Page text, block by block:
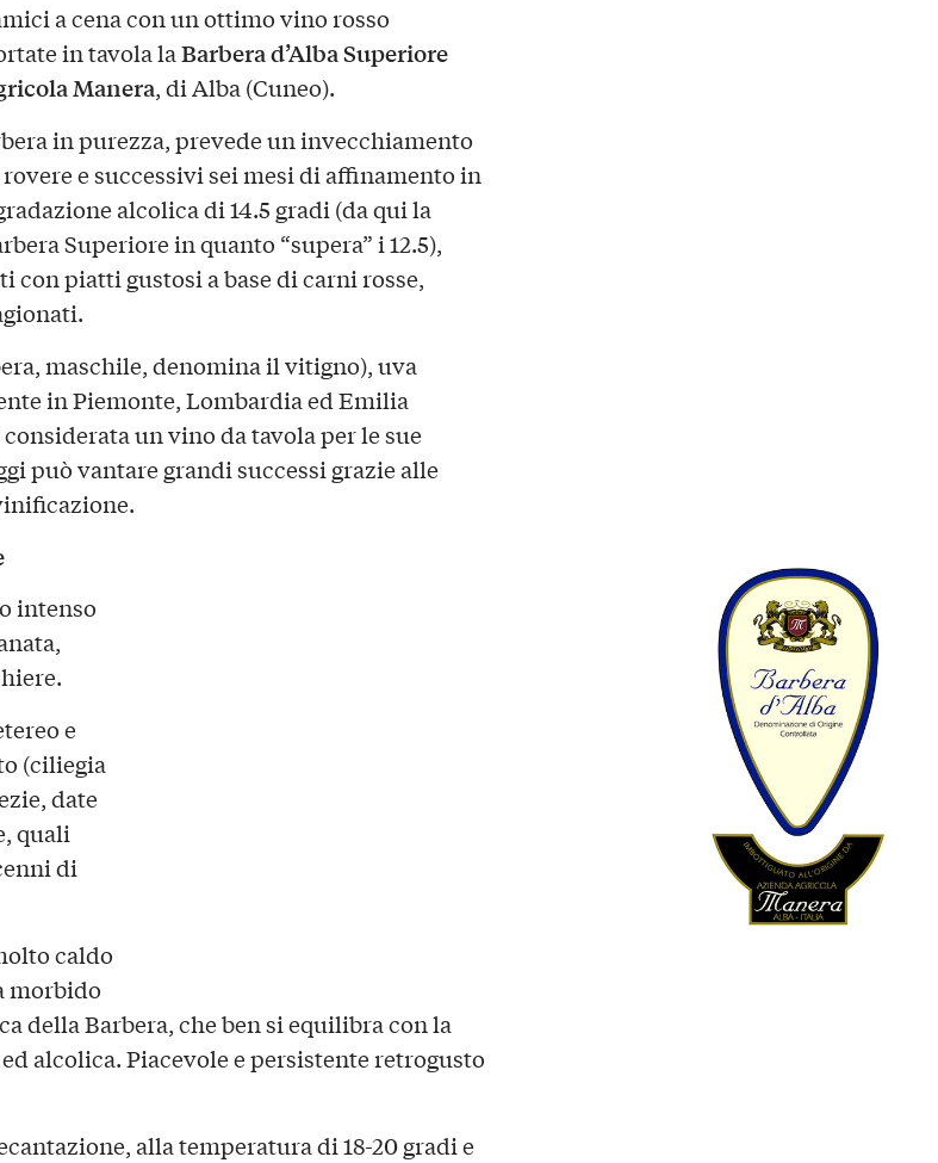
a cena con un ottimo vino rosso
in tavola laBarbera d’AlbaSuperiore
Manera, di Alba (Cuneo).
in purezza, prevede un invecchiamento
e successivi sei mesi di affinamento in
alcolica di 14.5 gradi (da qui la
Superiore in quanto “supera” i 12.5),
con piatti gustosi a base di carni rosse,
maschile, denomina il vitigno), uva
in Piemonte, Lombardia ed Emilia
un vino da tavola per le sue
può vantare grandi successi grazie alle
intenso
e
(ciliegia
date
quali
di
caldo
morbido
della Barbera, che ben si equilibra con la
alcolica. Piacevole e persistente retrogusto
alla temperatura di 18-20 gradi e